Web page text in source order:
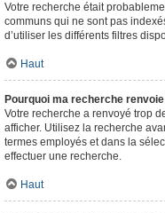
Votre recherche était
communs qui ne sont pas
d’utiliser les différents filtres
Haut
Pourquoi ma recherche
Votre recherche a renvoyé trop
afficher. Utilisez la recherche
termes employés et dans la
effectuer une recherche.
Haut